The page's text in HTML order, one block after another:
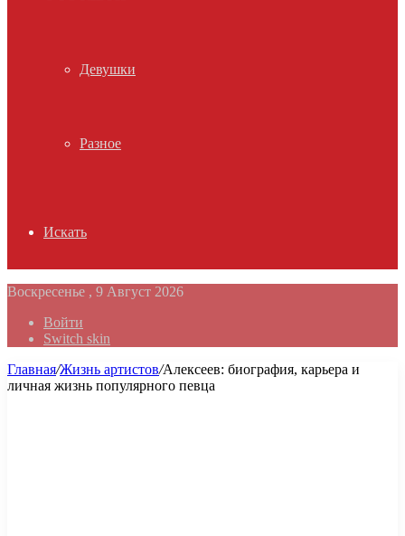
Девушки
Разное
Искать
Воскресенье , 9 Август 2026
Войти
Switch skin
Главная/Жизнь артистов/Алексеев: биография, карьера и
личная жизнь популярного певца